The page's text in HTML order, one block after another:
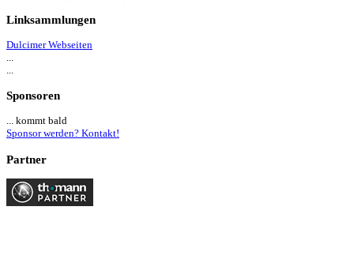
Linksammlungen
Dulcimer Webseiten
...
...
Sponsoren
... kommt bald
Sponsor werden? Kontakt!
Partner